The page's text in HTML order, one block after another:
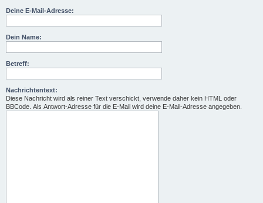
Deine E-Mail-Adresse:
Dein Name:
Betreff:
Nachrichtentext:
Diese Nachricht wird als reiner Text verschickt, verwende daher kein HTML oder
BBCode. Als Antwort-Adresse für die E-Mail wird deine E-Mail-Adresse angegeben.